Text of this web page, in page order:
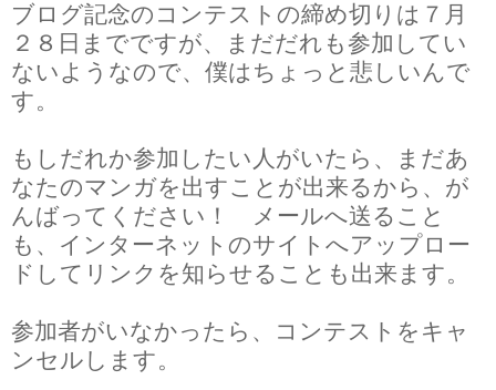
ブログ記念のコンテストの締め切りは７月
２８日までですが、まだだれも参加してい
ないようなので、僕はちょっと悲しいんで
す。
もしだれか参加したい人がいたら、まだあ
なたのマンガを出すことが出来るから、が
んばってください！ メールへ送ること
も、インターネットのサイトへアップロー
ドしてリンクを知らせることも出来ます。
参加者がいなかったら、コンテストをキャ
ンセルします。